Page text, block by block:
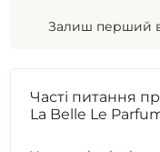
Залиш перший
Часті питання
La Belle Le